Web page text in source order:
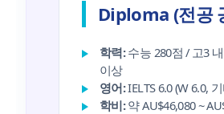
Diploma (전공
학력:수능 280점 / 고3
이상
영어:IELTS 6.0 (W 6.0,
학비:약 AU$46,080 ~